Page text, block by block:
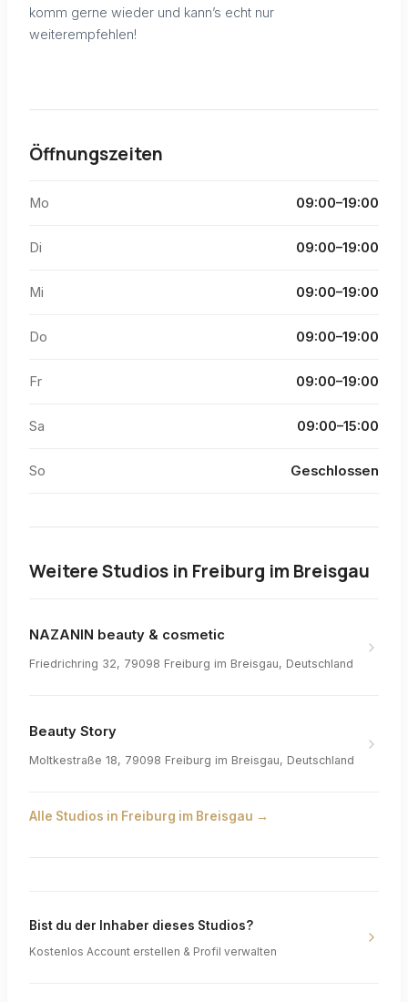
komm gerne wieder und kann’s echt nur
weiterempfehlen!
Öffnungszeiten
Mo 09:00–19:00
Di 09:00–19:00
Mi 09:00–19:00
Do 09:00–19:00
Fr 09:00–19:00
Sa 09:00–15:00
So Geschlossen
Weitere Studios in Freiburg im Breisgau
NAZANIN beauty & cosmetic
Friedrichring 32, 79098 Freiburg im Breisgau, Deutschland
Beauty Story
Moltkestraße 18, 79098 Freiburg im Breisgau, Deutschland
Alle Studios in Freiburg im Breisgau →
Bist du der Inhaber dieses Studios?
Kostenlos Account erstellen & Profil verwalten